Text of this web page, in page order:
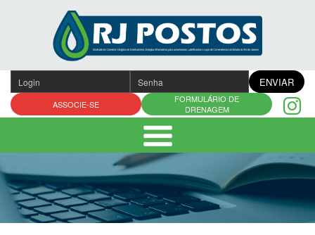
conteúdo
ENVIAR
ASSOCIE-SE
FORMULÁRIO DE
DRENAGEM